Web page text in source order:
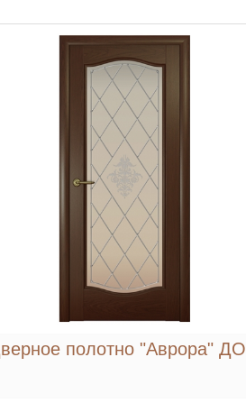
полотно "Аврора" ДО